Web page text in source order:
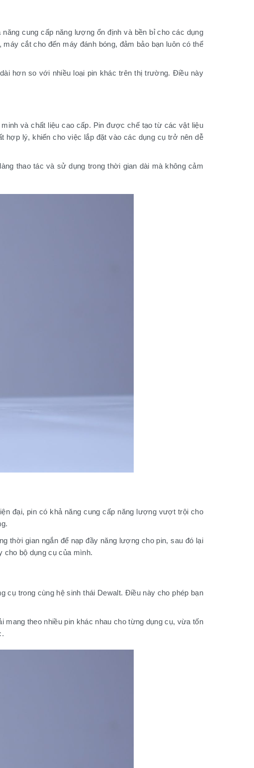
cung cấp năng lượng ổn định và bền bỉ cho các dụng
cắt cho đến máy đánh bóng, đảm bảo bạn luôn có thể
hơn so với nhiều loại pin khác trên thị trường. Điều này
và chất liệu cao cấp. Pin được chế tạo từ các vật liệu
lý, khiến cho việc lắp đặt vào các dụng cụ trở nên dễ
thao tác và sử dụng trong thời gian dài mà không cảm
đại, pin có khả năng cung cấp năng lượng vượt trội cho
thời gian ngắn để nạp đầy năng lượng cho pin, sau đó lại
bộ dụng cụ của mình.
cụ trong cùng hệ sinh thái Dewalt. Điều này cho phép bạn
theo nhiều pin khác nhau cho từng dụng cụ, vừa tốn